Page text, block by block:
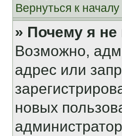
Вернуться к началу
» Почему я не
Возможно,
адрес или
новых